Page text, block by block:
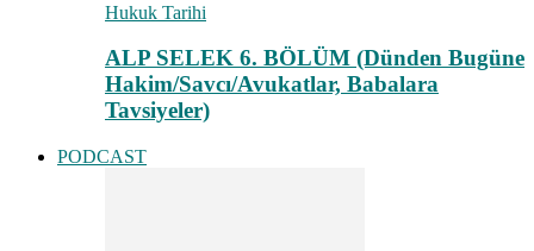
Hukuk Tarihi
ALP SELEK 6. BÖLÜM (Dünden Bugüne
Hakim/Savcı/Avukatlar, Babalara
Tavsiyeler)
PODCAST